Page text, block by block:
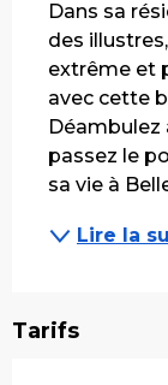
Dans sa
des
extrême et
avec cette
Déambulez
passez le
sa vie à
Lire la
Tarifs